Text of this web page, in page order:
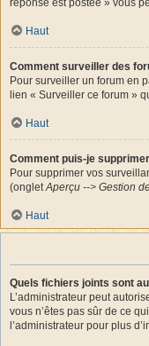
réponse est postée » vous
Haut
Comment surveiller des
Pour surveiller un forum en
lien « Surveiller ce forum »
Haut
Comment puis-je
Pour supprimer vos
(ongletAperçu --> Gestion
Haut
Quels fichiers joints sont
L’administrateur peut
vous n’êtes pas sûr de ce
l’administrateur pour plus